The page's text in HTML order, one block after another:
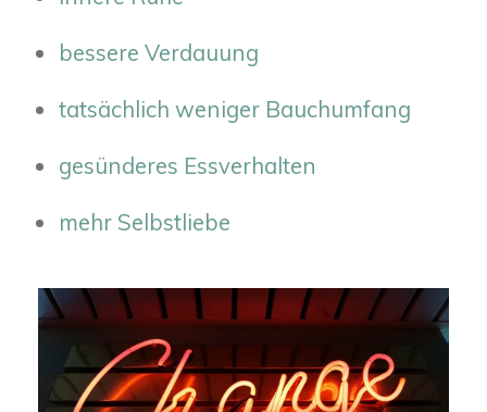
bessere Verdauung
tatsächlich weniger Bauchumfang
gesünderes Essverhalten
mehr Selbstliebe